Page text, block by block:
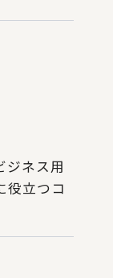
ジネス用
役立つコ